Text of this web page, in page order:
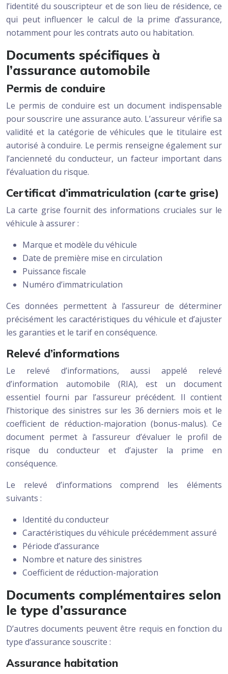
l’identité du souscripteur et de son lieu de résidence, ce
qui peut influencer le calcul de la prime d’assurance,
notamment pour les contrats auto ou habitation.
Documents spécifiques à
l’assurance automobile
Permis de conduire
Le permis de conduire est un document indispensable
pour souscrire une assurance auto. L’assureur vérifie sa
validité et la catégorie de véhicules que le titulaire est
autorisé à conduire. Le permis renseigne également sur
l’ancienneté du conducteur, un facteur important dans
l’évaluation du risque.
Certificat d’immatriculation (carte grise)
La carte grise fournit des informations cruciales sur le
véhicule à assurer :
Marque et modèle du véhicule
Date de première mise en circulation
Puissance fiscale
Numéro d’immatriculation
Ces données permettent à l’assureur de déterminer
précisément les caractéristiques du véhicule et d’ajuster
les garanties et le tarif en conséquence.
Relevé d’informations
Le relevé d’informations, aussi appelé relevé
d’information automobile (RIA), est un document
essentiel fourni par l’assureur précédent. Il contient
l’historique des sinistres sur les 36 derniers mois et le
coefficient de réduction-majoration (bonus-malus). Ce
document permet à l’assureur d’évaluer le profil de
risque du conducteur et d’ajuster la prime en
conséquence.
Le relevé d’informations comprend les éléments
suivants :
Identité du conducteur
Caractéristiques du véhicule précédemment assuré
Période d’assurance
Nombre et nature des sinistres
Coefficient de réduction-majoration
Documents complémentaires selon
le type d’assurance
D’autres documents peuvent être requis en fonction du
type d’assurance souscrite :
Assurance habitation